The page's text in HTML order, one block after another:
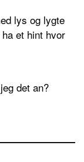
lys og lygte
et hint hvor
det an?